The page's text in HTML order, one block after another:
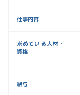
仕事内容
求めている人材・
資格
給与